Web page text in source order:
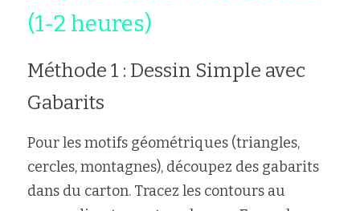
(1-2 heures)
Méthode 1 : Dessin Simple avec
Gabarits
Pour les motifs géométriques (triangles,
cercles, montagnes), découpez des gabarits
dans du carton. Tracez les contours au